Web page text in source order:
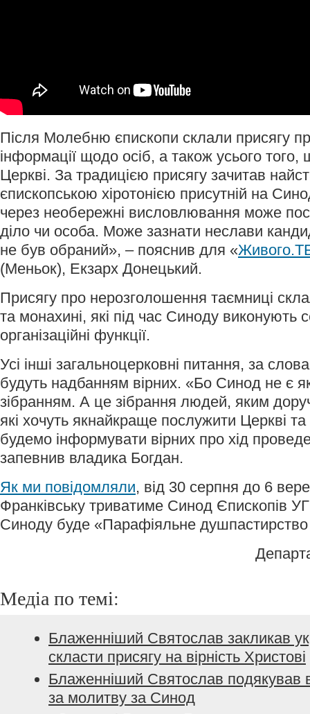
Після Молебню єпископи склали присягу
інформації щодо осіб, а також усього
Церкві. За традицією присягу зачитав
єпископською хіротонією присутній на
через необережні висловлювання може
діло чи особа. Може зазнати неслави
не був обраний», – пояснив для «
(Меньок), Екзарх Донецький.
Присягу про нерозголошення таємниці
та монахині, які під час Синоду виконують
організаційні функції.
Усі інші загальноцерковні питання, за
будуть надбанням вірних. «Бо Синод не є
зібранням. А це зібрання людей, яким
які хочуть якнайкраще послужити Церкві
будемо інформувати вірних про хід
запевнив владика Богдан.
Як ми повідомляли, від 30 серпня до 6
Франківську триватиме Синод Єпископів
Синоду буде «Парафіяльне душпастирство
Медіа по темі:
Блаженніший Святослав закликав
скласти присягу на вірність Христові
Блаженніший Святослав подякував
за молитву за Синод